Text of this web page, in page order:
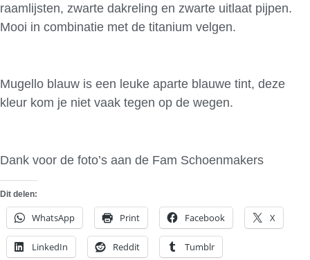
raamlijsten, zwarte dakreling en zwarte uitlaat pijpen.
Mooi in combinatie met de titanium velgen.
Mugello blauw is een leuke aparte blauwe tint, deze
kleur kom je niet vaak tegen op de wegen.
Dank voor de foto’s aan de Fam Schoenmakers
Dit delen:
WhatsApp Print Facebook X
LinkedIn Reddit Tumblr